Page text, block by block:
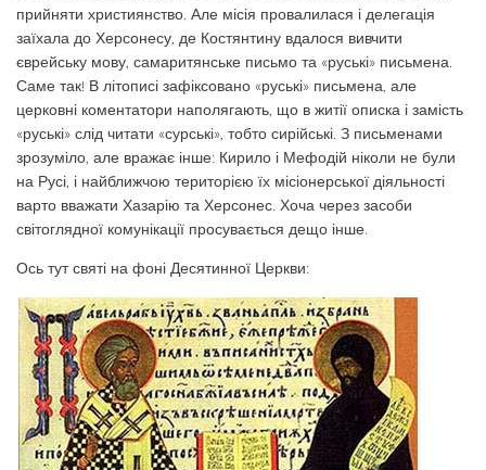
прийняти християнство. Але місія провалилася і делегація
заїхала до Херсонесу, де Костянтину вдалося вивчити
єврейську мову, самаритянське письмо та «руські» письмена.
Саме так! В літописі зафіксовано «руські» письмена, але
церковні коментатори наполягають, що в житії описка і замість
«руські» слід читати «сурські», тобто сирійські. З письменами
зрозуміло, але вражає інше: Кирило і Мефодій ніколи не були
на Русі, і найближчою територією їх місіонерської діяльності
варто вважати Хазарію та Херсонес. Хоча через засоби
світоглядної комунікації просувається дещо інше.
Ось тут святі на фоні Десятинної Церкви: